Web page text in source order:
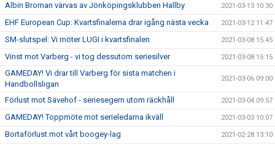
Albin Broman värvas av Jönköpingsklubben Hallby 2021-03-13 10:30
EHF European Cup: Kvartsfinalerna drar igång nästa vecka 2021-03-12 11:47
SM-slutspel: Vi möter LUGI i kvartsfinalen 2021-03-08 15:45
Vinst mot Varberg - vi tog dessutom seriesilver 2021-03-08 15:15
GAMEDAY! Vi drar till Varberg för sista matchen i
Handbollsligan
2021-03-06 09:00
Förlust mot Sävehof - seriesegern utom räckhåll 2021-03-04 09:57
GAMEDAY! Toppmöte mot serieledarna ikväll 2021-03-03 10:07
Bortaförlust mot vårt boogey-lag 2021-02-28 13:10